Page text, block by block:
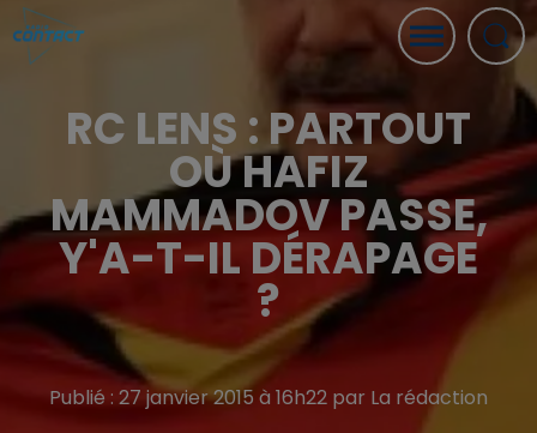
RC LENS : PARTOUT
OÙ HAFIZ
MAMMADOV PASSE,
Y'A-T-IL DÉRAPAGE
?
Publié : 27 janvier 2015 à 16h22 par La rédaction